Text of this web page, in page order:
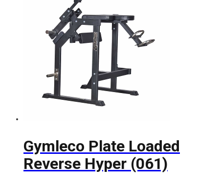
Gymleco Plate Loaded
Reverse Hyper (061)